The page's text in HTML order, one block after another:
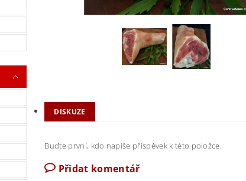
DISKUZE
Buďte první, kdo napíše příspěvek k této položce.
Přidat komentář